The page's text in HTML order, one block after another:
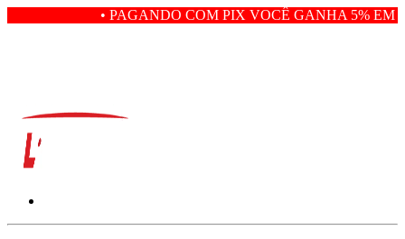
• PAGANDO COM PIX VOCÊ GANHA 5% EM